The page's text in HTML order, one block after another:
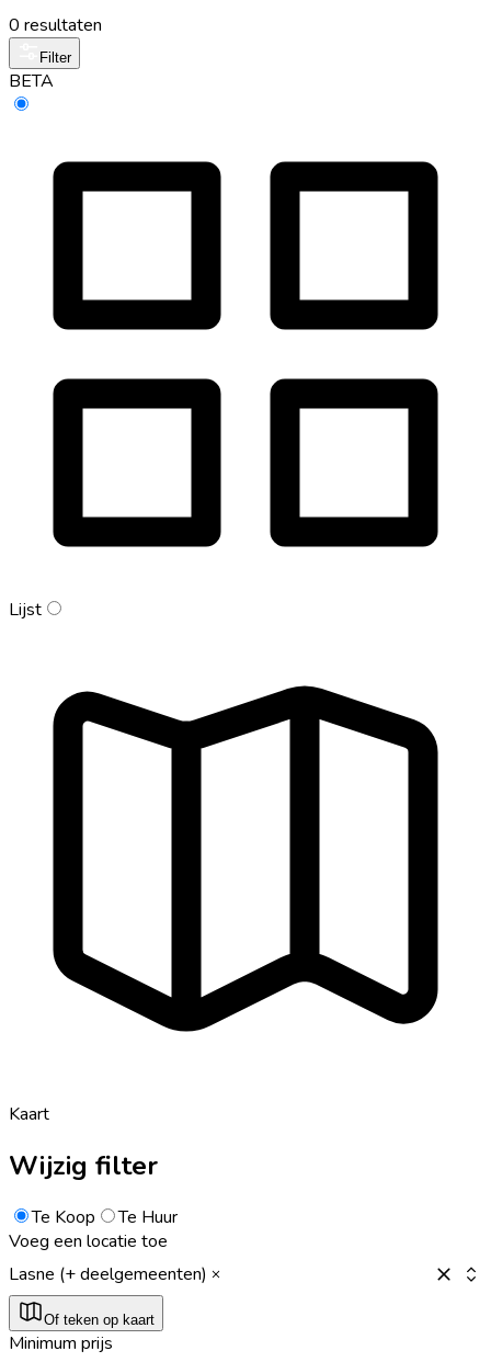
0 resultaten
Filter
BETA
Lijst
Kaart
Wijzig filter
Te Koop
Te Huur
Voeg een locatie toe
Lasne (+ deelgemeenten)
Of teken op kaart
Minimum prijs